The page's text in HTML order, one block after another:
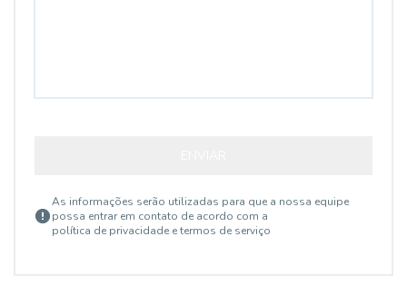
As informações serão utilizadas para que a nossa equipe
possa entrar em contato de acordo com a
política de privacidade e termos de serviço